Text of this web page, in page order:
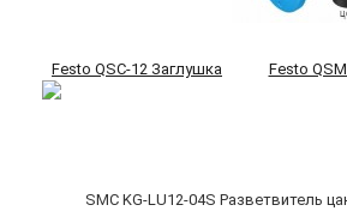
Festo QSC-12 Заглушка Festo